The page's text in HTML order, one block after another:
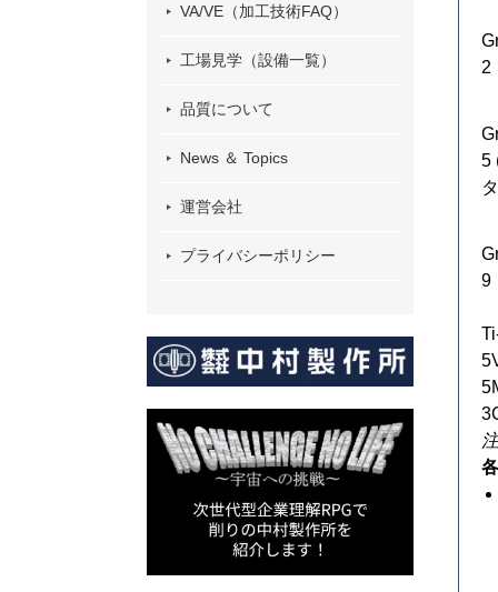
2
5
9
VA/VE（加工技術FAQ）
工場見学（設備一覧）
品質について
News ＆ Topics
運営会社
プライバシーポリシー